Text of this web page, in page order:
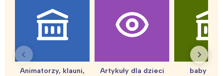
Animatorzy, klauni,
Artykuły dla dzieci baby